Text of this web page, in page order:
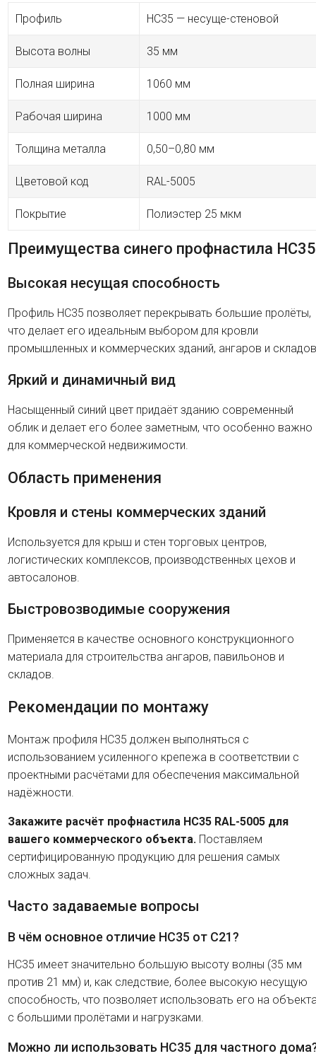
Профиль HC35 — несуще-стеновой
Высота волны 35 мм
Полная ширина 1060 мм
Рабочая ширина 1000 мм
Толщина металла 0,50–0,80 мм
Цветовой код RAL-5005
Покрытие Полиэстер 25 мкм
Преимущества синего профнастила HC35
Высокая несущая способность
Профиль HC35 позволяет перекрывать большие пролёты,
что делает его идеальным выбором для кровли
промышленных и коммерческих зданий, ангаров и
Яркий и динамичный вид
Насыщенный синий цвет придаёт зданию современный
облик и делает его более заметным, что особенно важно
для коммерческой недвижимости.
Область применения
Кровля и стены коммерческих зданий
Используется для крыш и стен торговых центров,
логистических комплексов, производственных цехов и
автосалонов.
Быстровозводимые сооружения
Применяется в качестве основного конструкционного
материала для строительства ангаров, павильонов и
складов.
Рекомендации по монтажу
Монтаж профиля HC35 должен выполняться с
использованием усиленного крепежа в соответствии с
проектными расчётами для обеспечения максимальной
надёжности.
Закажите расчёт профнастила HC35 RAL-5005 для
вашего коммерческого объекта. Поставляем
сертифицированную продукцию для решения самых
сложных задач.
Часто задаваемые вопросы
В чём основное отличие HC35 от C21?
HC35 имеет значительно большую высоту волны (35 мм
против 21 мм) и, как следствие, более высокую несущую
способность, что позволяет использовать его на
с большими пролётами и нагрузками.
Можно ли использовать HC35 для частного